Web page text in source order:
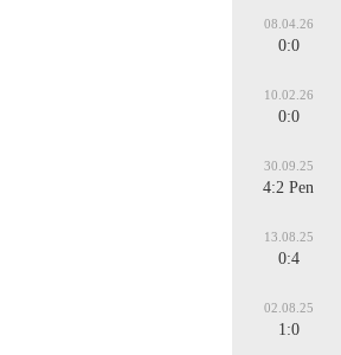
08.04.26
0:0
10.02.26
0:0
30.09.25
4:2 Pen
13.08.25
0:4
02.08.25
1:0